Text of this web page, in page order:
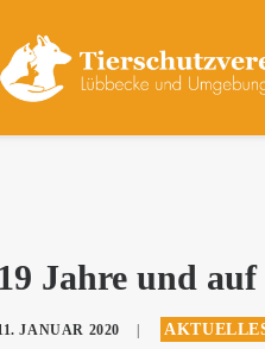
19 Jahre und auf
JANUAR 2020